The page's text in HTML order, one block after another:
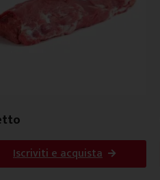
Iscriviti e acquista